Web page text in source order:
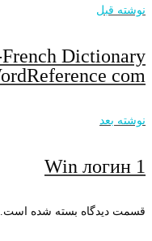
نوشته قبل
Dictionary
com
نوشته بعد
1 Win логин
قسمت دیدگاه بسته شده است.